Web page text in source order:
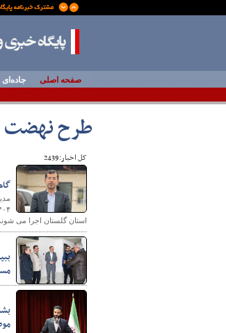
صفحه اصلی جاده‌ای
طرح نهضت
کل اخبار:2439
استان گلستان اجرا می‌